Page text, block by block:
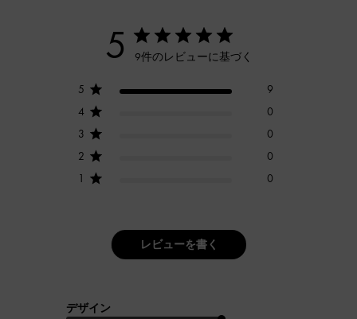
5 9件のレビューに基づく
5
9
4
0
3
0
2
0
1
0
レビューを書く
デザイン